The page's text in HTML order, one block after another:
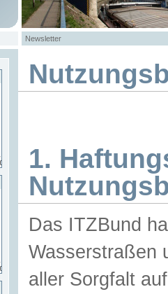
Newsletter
1.
Das ITZBund
Wasserstraßen
aller Sorgfalt